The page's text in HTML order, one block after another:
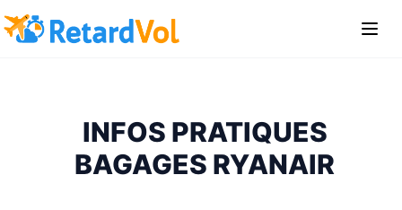
INFOS PRATIQUES
BAGAGES RYANAIR